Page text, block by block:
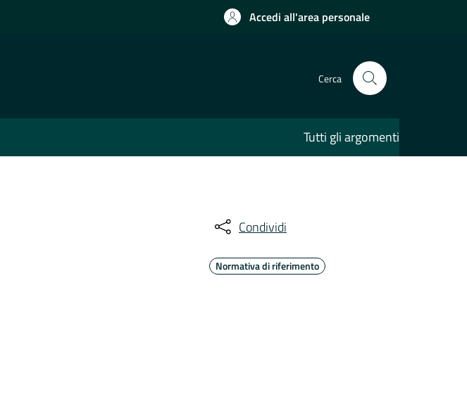
Accedi all'area personale
Cerca
Tutti gli argomenti
Condividi
Normativa di riferimento